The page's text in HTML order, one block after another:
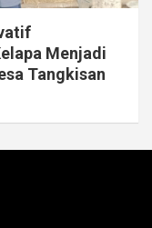
Menjadi
Tangkisan